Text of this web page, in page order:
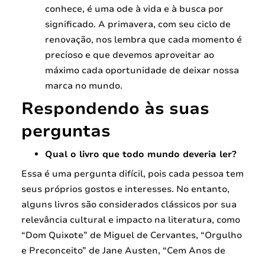
conhece, é uma ode à vida e à busca por
significado. A primavera, com seu ciclo de
renovação, nos lembra que cada momento é
precioso e que devemos aproveitar ao
máximo cada oportunidade de deixar nossa
marca no mundo.
Respondendo às suas
perguntas
Qual o livro que todo mundo deveria ler?
Essa é uma pergunta difícil, pois cada pessoa tem
seus próprios gostos e interesses. No entanto,
alguns livros são considerados clássicos por sua
relevância cultural e impacto na literatura, como
“Dom Quixote” de Miguel de Cervantes, “Orgulho
e Preconceito” de Jane Austen, “Cem Anos de